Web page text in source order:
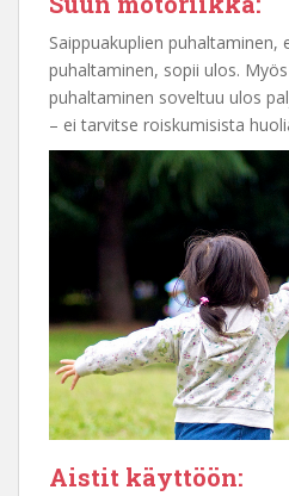
Saippuakuplien puhaltaminen,
puhaltaminen, sopii ulos.
puhaltaminen soveltuu ulos
– ei tarvitse roiskumisista
Aistit käyttöön: